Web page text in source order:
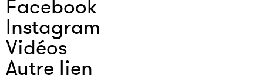
Facebook
Instagram
Vidéos
Autre lien